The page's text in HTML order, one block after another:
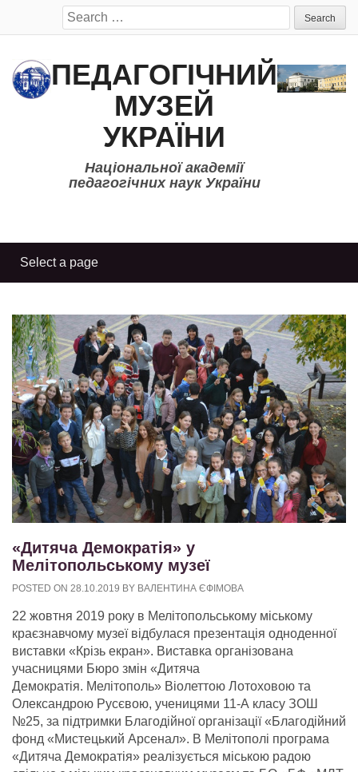
Search
for:
ПЕДАГОГІЧНИЙ
МУЗЕЙ
УКРАЇНИ
Національної академії
педагогічних наук України
«Дитяча Демократія» у
Мелітопольському музеї
POSTED ON 28.10.2019 BY ВАЛЕНТИНА ЄФІМОВА
22 жовтня 2019 року в Мелітопольському міському
краєзнавчому музеї відбулася презентація одноденної
виставки «Крізь екран». Виставка організована
учасницями Бюро змін «Дитяча
Демократія. Мелітополь» Віолеттою Лотоховою та
Олександрою Русєвою, ученицями 11-А класу ЗОШ
№25, за підтримки Благодійної організації «Благодійний
фонд «Мистецький Арсенал». В Мелітополі програма
«Дитяча Демократія» реалізується міською радою